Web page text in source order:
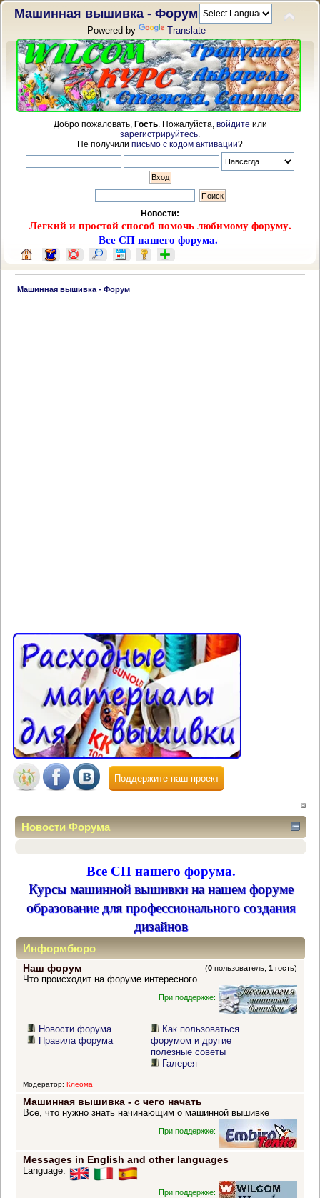
Машинная вышивка - Форум
Powered by Translate
Добро пожаловать, Гость. Пожалуйста, войдите или
зарегистрируйтесь
Не получили письмо с кодом активации?
Новости:
Легкий и простой способ помочь любимому форуму.
Все СП нашего форума.
Машинная вышивка - Форум
Поддержите наш проект
Новости Форума
Все СП нашего форума.
Курсы машинной вышивки на нашем форуме
образование для профессионального создания
дизайнов
Информбюро
Наш форум (0 пользователь,1 гость)
Что происходит на форуме интересного
При поддержке:
Новости форума
Правила форума
Как пользоваться
форумом и другие
полезные советы
Галерея
Модератор: Клеома
Машинная вышивка - с чего начать
Все, что нужно знать начинающим о машинной вышивке
При поддержке:
Messages in English and other languages
Language:
При поддержке: